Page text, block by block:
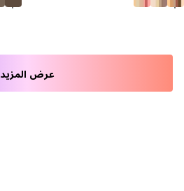
عرض المزيد